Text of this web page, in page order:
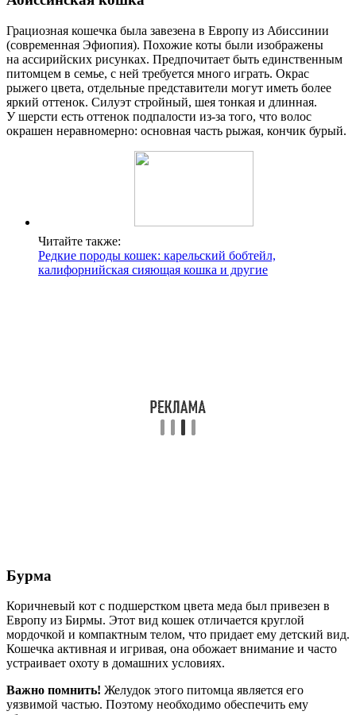
Грациозная кошечка была завезена в Европу из Абиссинии
(современная Эфиопия). Похожие коты были изображены
на ассирийских рисунках. Предпочитает быть единственным
питомцем в семье, с ней требуется много играть. Окрас
рыжего цвета, отдельные представители могут иметь более
яркий оттенок. Силуэт стройный, шея тонкая и длинная.
У шерсти есть оттенок подпалости из-за того, что волос
окрашен неравномерно: основная часть рыжая, кончик бурый.
Читайте также:
Редкие породы кошек: карельский бобтейл,
калифорнийская сияющая кошка и другие
Бурма
Коричневый кот с подшерстком цвета меда был привезен в
Европу из Бирмы. Этот вид кошек отличается круглой
мордочкой и компактным телом, что придает ему детский вид.
Кошечка активная и игривая, она обожает внимание и часто
устраивает охоту в домашних условиях.
Важно помнить! Желудок этого питомца является его
уязвимой частью. Поэтому необходимо обеспечить ему